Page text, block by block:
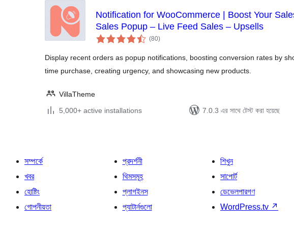
Notification for WooCommerce | Boost Your
Sales Popup – Live Feed Sales – Upsells
(80total
ratings
)
Display recent orders as popup notifications, boosting conversion rates by
time purchase, creating urgency, and showcasing new products.
VillaTheme
5,000+ active installations
7.0.3 এর সাথে টেস্ট করা হয়েছে
সম্পর্কে
খবর
হোষ্টিং
গোপনীয়তা
প্রদর্শনী
থিমসমূহ
প্লাগইনস
প্যাটার্নগুলো
শিখুন
সাপোর্ট
ডেভেলপারগণ
WordPress.tv ↗